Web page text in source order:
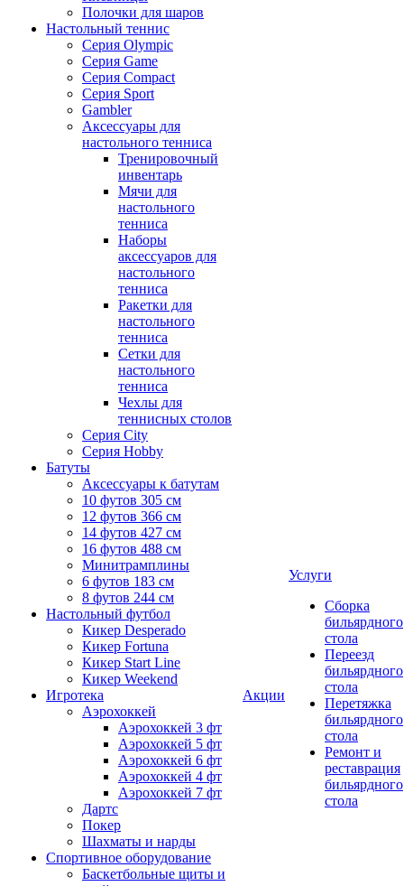
Полочки для шаров
Настольный теннис
Серия Olympic
Серия Game
Серия Compact
Серия Sport
Gambler
Аксессуары для
настольного тенниса
Тренировочный
инвентарь
Мячи для
настольного
тенниса
Наборы
аксессуаров для
настольного
тенниса
Ракетки для
настольного
тенниса
Сетки для
настольного
тенниса
Чехлы для
теннисных столов
Серия City
Серия Hobby
Батуты
Аксессуары к батутам
10 футов 305 см
12 футов 366 см
14 футов 427 см
16 футов 488 см
Минитрамплины
6 футов 183 см
8 футов 244 см
Настольный футбол
Кикер Desperado
Кикер Fortuna
Кикер Start Line
Кикер Weekend
Игротека
Аэрохоккей
Аэрохоккей 3 фт
Аэрохоккей 5 фт
Аэрохоккей 6 фт
Аэрохоккей 4 фт
Аэрохоккей 7 фт
Дартс
Покер
Шахматы и нарды
Спортивное оборудование
Баскетбольные щиты и
Акции
Услуги
Сборка
бильярдного
стола
Переезд
бильярдного
стола
Перетяжка
бильярдного
стола
Ремонт и
реставрация
бильярдного
стола